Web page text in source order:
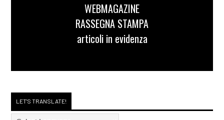
WEBMAGAZINE
RASSEGNA STAMPA
articoli in evidenza
LET'S TRANSLATE!